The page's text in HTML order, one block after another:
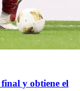
y obtiene el